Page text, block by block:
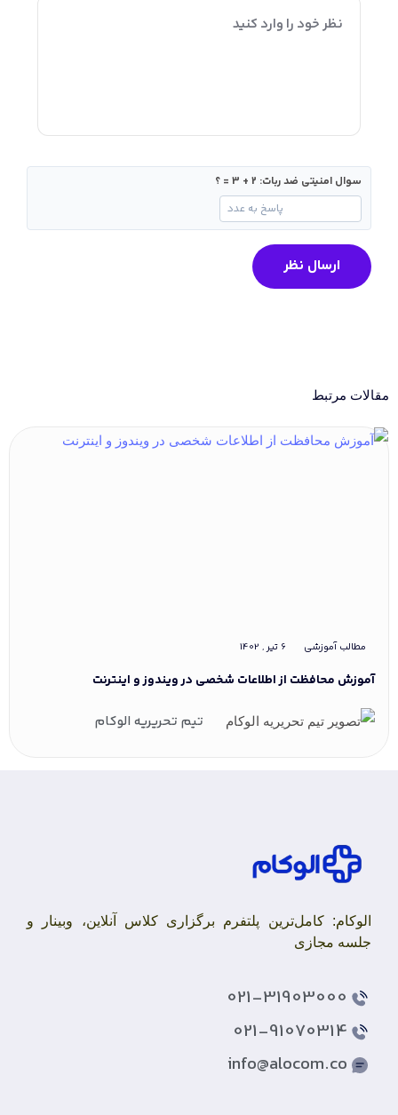
امنیتی ضد ربات: 2 + 3 = ؟
ارسال نظر
مرتبط
آموزشی 6 تیر , 1402
محافظت از اطلاعات شخصی در ویندوز و اینترنت
تیم تحریریه الوکام
کامل‌ترین پلتفرم برگزاری کلاس آنلاین، وبینار و
مجازی
021-31903000
021-91070314
info@alocom.co